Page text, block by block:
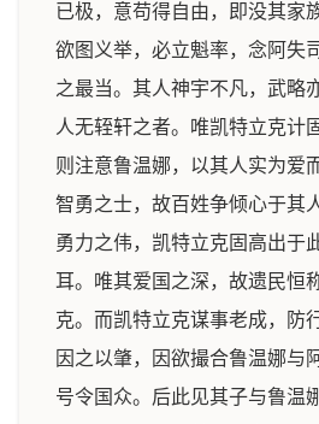
已极，意苟得自由，即没其家
欲图义举，必立魁率，念阿失
之最当。其人神宇不凡，武略
人无轾轩之者。唯凯特立克计
则注意鲁温娜，以其人实为爱
智勇之士，故百姓争倾心于其
勇力之伟，凯特立克固高出于
耳。唯其爱国之深，故遗民恒
克。而凯特立克谋事老成，防
因之以肇，因欲撮合鲁温娜与
号令国众。后此见其子与鲁温